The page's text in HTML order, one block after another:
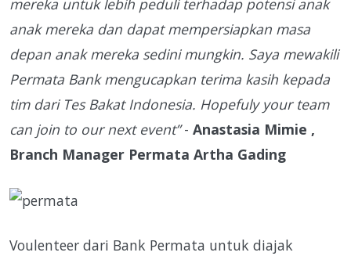
mereka untuk lebih peduli terhadap potensi anak
anak mereka dan dapat mempersiapkan masa
depan anak mereka sedini mungkin. Saya mewakili
Permata Bank mengucapkan terima kasih kepada
tim dari Tes Bakat Indonesia. Hopefuly your team
can join to our next event”- Anastasia Mimie ,
Branch Manager Permata Artha Gading
Voulenteer dari Bank Permata untuk diajak